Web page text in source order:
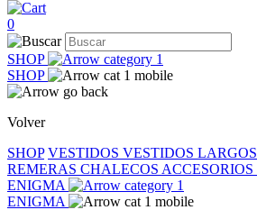
0
SHOP
SHOP
Volver
SHOP VESTIDOS VESTIDOS LARGOS
REMERAS CHALECOS ACCESORIOS
ENIGMA
ENIGMA